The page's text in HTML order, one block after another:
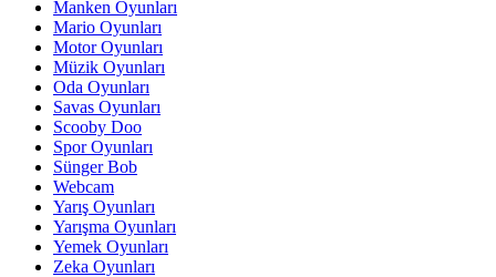
Manken Oyunları
Mario Oyunları
Motor Oyunları
Müzik Oyunları
Oda Oyunları
Savas Oyunları
Scooby Doo
Spor Oyunları
Sünger Bob
Webcam
Yarış Oyunları
Yarışma Oyunları
Yemek Oyunları
Zeka Oyunları